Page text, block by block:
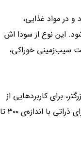
در مواد غذایی،
این نوع از سودا اش
سیب‌زمینی خوراکی،
برای کاربردهایی از
جمله صنایع شیشه‌سازی، صابون‌سازی و صنایع غذایی مورد استفاده قرار می‌گیرد. این نوع سودا اش، دارای ذراتی با اندازه‌ی ۳۰۰ تا